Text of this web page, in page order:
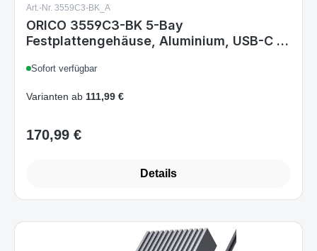
Art.-Nr. 3559C3-BK_A
ORICO 3559C3-BK 5-Bay
Festplattengehäuse, Aluminium, USB-C 10
& SSD, Daisy-Chain, 150W Netzteil
Sofort verfügbar
Varianten ab 111,99 €
Regulärer Preis:
170,99 €
Details